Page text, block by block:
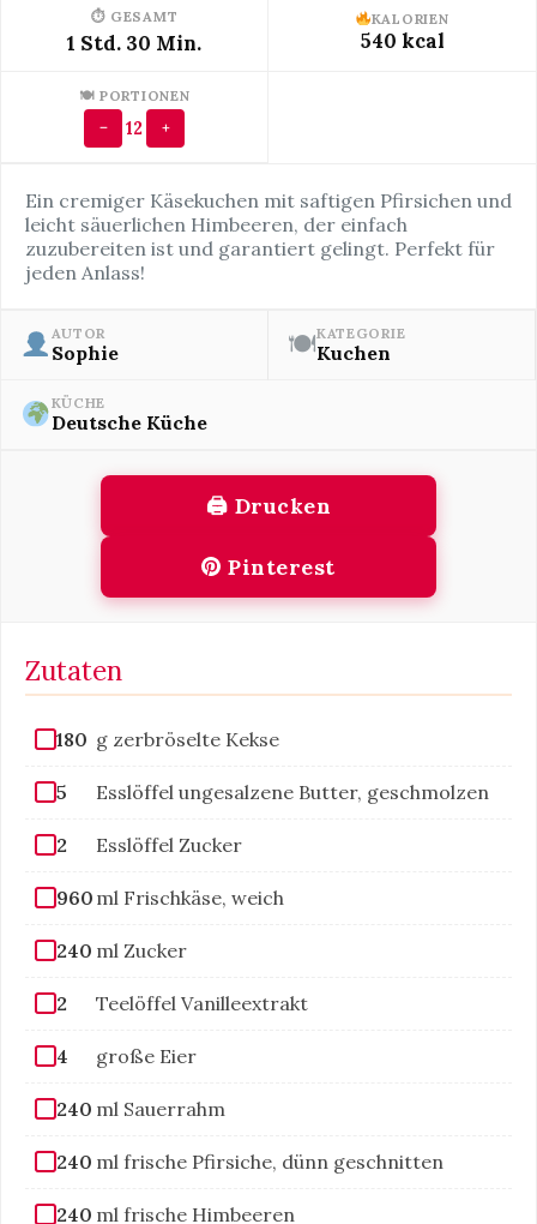
⏱ GESAMT
1 Std. 30 Min.
KALORIEN
540 kcal
🍽 PORTIONEN
− 12 +
Ein cremiger Käsekuchen mit saftigen Pfirsichen und
leicht säuerlichen Himbeeren, der einfach
zuzubereiten ist und garantiert gelingt. Perfekt für
jeden Anlass!
AUTOR
Sophie 🍽KATEGORIE
Kuchen
KÜCHE
Deutsche Küche
🖨 Drucken
Pinterest
Zutaten
180 g zerbröselte Kekse
5 Esslöffel ungesalzene Butter, geschmolzen
2 Esslöffel Zucker
960 ml Frischkäse, weich
240 ml Zucker
2 Teelöffel Vanilleextrakt
4 große Eier
240 ml Sauerrahm
240 ml frische Pfirsiche, dünn geschnitten
240 ml frische Himbeeren